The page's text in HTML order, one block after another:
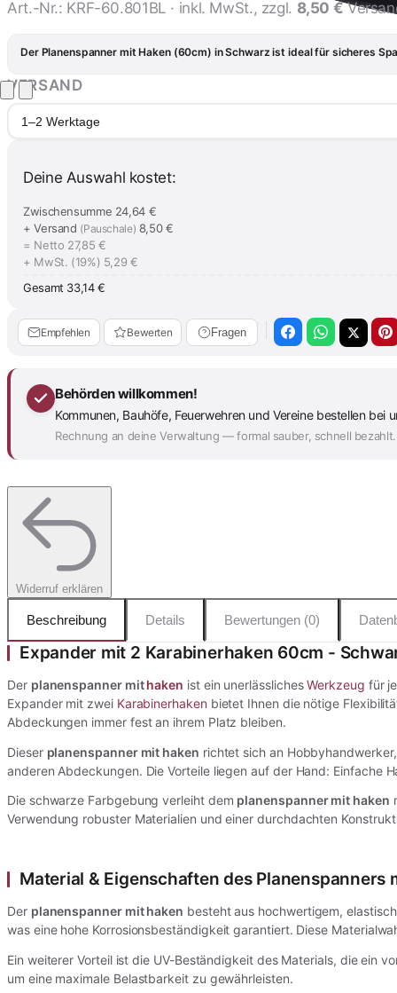
Art.-Nr.: KRF-60.801BL · inkl. MwSt., zzgl. 8,50 €
Der Planenspanner mit Haken (60cm) in Schwarz ist ideal für sicheres
VERSAND
1–2 Werktage
Deine Auswahl kostet:
Zwischensumme 24,64 €
+ Versand (Pauschale) 8,50 €
= Netto 27,85 €
+ MwSt. (19%) 5,29 €
Gesamt 33,14 €
Empfehlen Bewerten Fragen
Behörden willkommen!
Kommunen, Bauhöfe, Feuerwehren und Vereine bestellen
Rechnung an deine Verwaltung — formal sauber, schnell bezahlt.
Widerruf erklären
Beschreibung Details Bewertungen (0)
Expander mit 2 Karabinerhaken 60cm -
Der planenspanner mithaken ist ein unerlässlichesWerkzeug für
Expander mit zwei Karabinerhaken bietet Ihnen die nötige
Abdeckungen immer fest an ihrem Platz bleiben.
Dieser planenspanner mit haken richtet sich an
anderen Abdeckungen. Die Vorteile liegen auf der Hand: Einfache
Die schwarze Farbgebung verleiht dem planenspanner mit haken
Verwendung robuster Materialien und einer durchdachten
Material & Eigenschaften des Planenspanners
Der planenspanner mit haken besteht aus hochwertigem,
was eine hohe Korrosionsbeständigkeit garantiert. Diese
Ein weiterer Vorteil ist die UV-Beständigkeit des Materials, die ein
um eine maximale Belastbarkeit zu gewährleisten.